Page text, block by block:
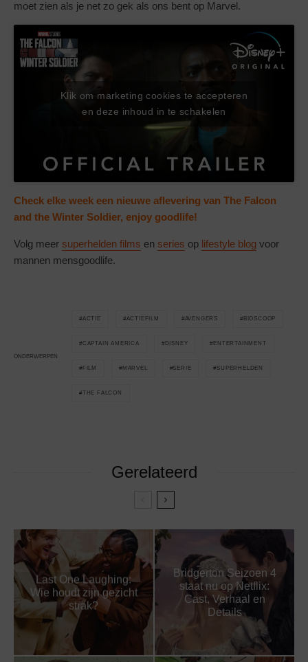
moet zien als je net zo gek als ons bent op Marvel.
Klik om marketing cookies te accepteren
en deze inhoud in te schakelen
Check elke week een nieuwe aflevering van The Falcon
and the Winter Soldier, enjoy goodlife!
Volg meer superhelden films en series op lifestyle blog voor
mannen mensgoodlife.
ONDERWERPEN
ACTIE ACTIEFILM AVENGERS BIOSCOOP
CAPTAIN AMERICA DISNEY ENTERTAINMENT
FILM MARVEL SERIE SUPERHELDEN
THE FALCON
Gerelateerd
Last One Laughing:
Wie houdt zijn gezicht
strak?
Bridgerton Seizoen 4
staat nu op Netflix:
Cast, Verhaal en
Details